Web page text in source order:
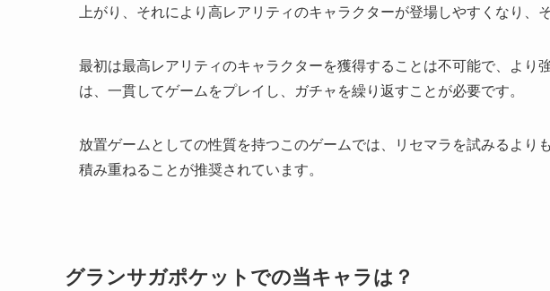
上がり、それにより高レアリティのキャラクターが登場しやすくなり、
最初は最高レアリティのキャラクターを獲得することは不可能で、より
は、一貫してゲームをプレイし、ガチャを繰り返すことが必要です。
放置ゲームとしての性質を持つこのゲームでは、リセマラを試みるより
積み重ねることが推奨されています。
グランサガポケットでの当キャラは？